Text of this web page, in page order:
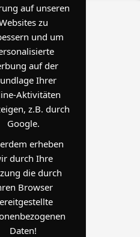
auf unseren
zu
und um
auf der
Ihrer
Aktivitäten
z.B. durch
Google.
erheben
durch Ihre
die durch
Browser
Daten!